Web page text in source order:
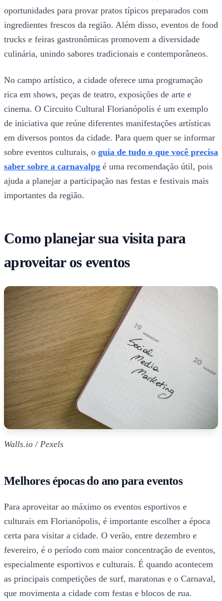
oportunidades para provar pratos típicos preparados com
ingredientes frescos da região. Além disso, eventos de food
trucks e feiras gastronômicas promovem a diversidade
culinária, unindo sabores tradicionais e contemporâneos.
No campo artístico, a cidade oferece uma programação
rica em shows, peças de teatro, exposições de arte e
cinema. O Circuito Cultural Florianópolis é um exemplo
de iniciativa que reúne diferentes manifestações artísticas
em diversos pontos da cidade. Para quem quer se informar
sobre eventos culturais, o guia de tudo o que você precisa
saber sobre a carnavalpg é uma recomendação útil, pois
ajuda a planejar a participação nas festas e festivais mais
importantes da região.
Como planejar sua visita para
aproveitar os eventos
Walls.io / Pexels
Melhores épocas do ano para eventos
Para aproveitar ao máximo os eventos esportivos e
culturais em Florianópolis, é importante escolher a época
certa para visitar a cidade. O verão, entre dezembro e
fevereiro, é o período com maior concentração de eventos,
especialmente esportivos e culturais. É quando acontecem
as principais competições de surf, maratonas e o Carnaval,
que movimenta a cidade com festas e blocos de rua.